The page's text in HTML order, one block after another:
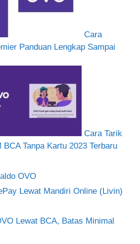
Cara
Panduan Lengkap Sampai
Cara Tarik
BCA Tanpa Kartu 2023 Terbaru
OVO
Lewat Mandiri Online (Livin)
Lewat BCA, Batas Minimal